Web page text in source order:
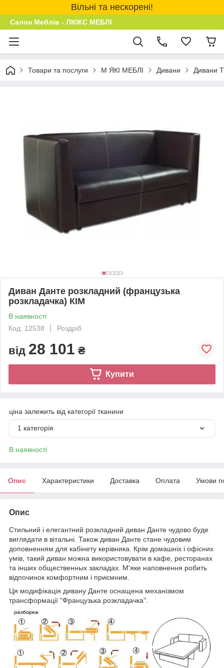
Вільні та нескорені!
Салон Меблів - ЛЮКС МЕБЛІ
Товари та послуги М ЯКІ МЕБЛІ Дивани Дивани
Диван Данте розкладний (французька
розкладачка) КІМ
В наявності
Код: 12538
Роздріб
від 28 101 ₴
Купити
ціна залежить від категорії тканини
1 категорія
В наявності
Опис Характеристики Доставка Оплата Умови
Опис
Стильний і елегантний розкладний диван Данте чудово буде
виглядати в вітальні. Також диван Данте стане чудовим
доповненням для кабінету керівника. Крім домашніх і офісних
умів, такий диван можна використовувати в кафе, ресторанах
та інших общественных закладах. М'яке наповнення робить
відпочинок комфортним і приємним.
Ця модифікація дивану Данте оснащена механізмом
трансформації "Французька розкладачка".